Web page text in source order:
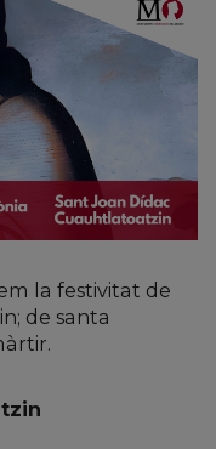
la festivitat de
de santa